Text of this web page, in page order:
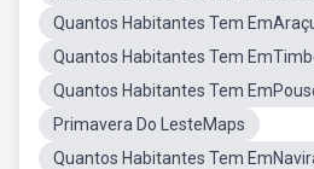
Quantos Habitantes Tem
Quantos Habitantes Tem
Quantos Habitantes Tem
Primavera Do LesteMaps
Quantos Habitantes Tem